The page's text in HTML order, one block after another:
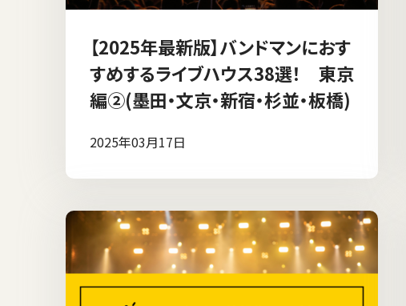
【2025年最新版】バンドマンにおす
すめするライブハウス38選！ 東京
編②(墨田・文京・新宿・杉並・板橋)
2025年03月17日